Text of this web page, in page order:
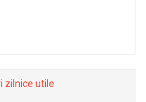
zilnice utile